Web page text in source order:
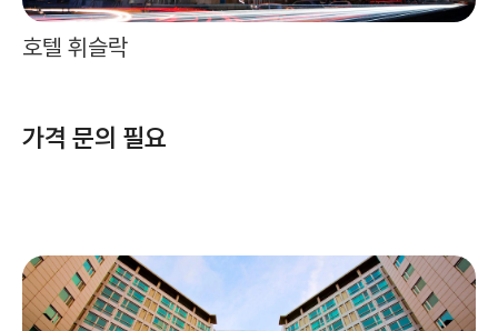
호텔 휘슬락
가격 문의 필요